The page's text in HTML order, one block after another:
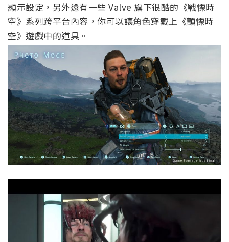
顯示設定，另外還有一些 Valve 旗下很酷的《戰慄時
空》系列跨平台內容，你可以讓角色穿戴上《顫慄時
空》遊戲中的道具。